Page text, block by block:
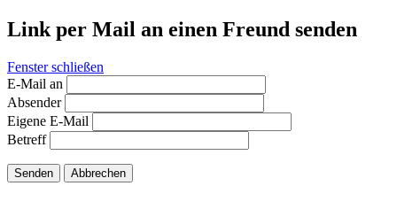
Link per Mail an einen Freund senden
Fenster schließen
E-Mail an
Absender
Eigene E-Mail
Betreff
Senden Abbrechen